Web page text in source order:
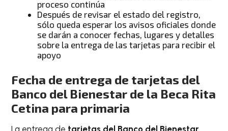
proceso continúa
Después de revisar el estado del registro,
sólo queda esperar los avisos oficiales donde
se darán a conocer fechas, lugares y detalles
sobre la entrega de las tarjetas para recibir el
apoyo
Fecha de entrega de tarjetas del
Banco del Bienestar de la Beca Rita
Cetina para primaria